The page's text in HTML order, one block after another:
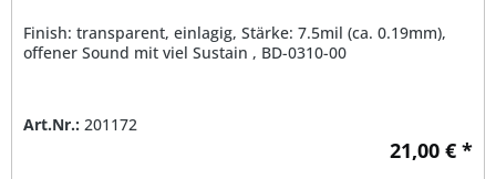
Finish: transparent, einlagig, Stärke: 7.5mil (ca. 0.19mm),
offener Sound mit viel Sustain , BD-0310-00
Art.Nr.: 201172
21,00 € *